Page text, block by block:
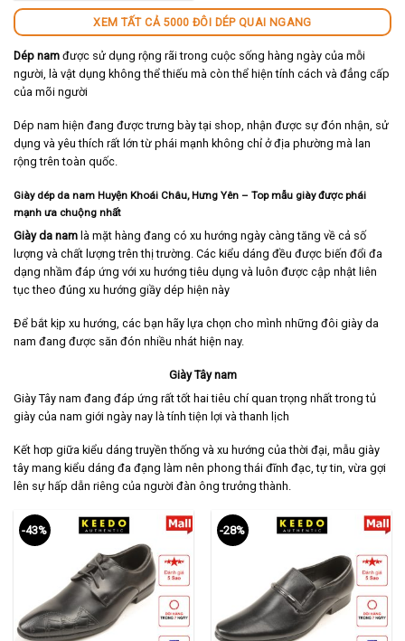
XEM TẤT CẢ 5000 ĐÔI DÉP QUAI NGANG
Dép nam được sử dụng rộng rãi trong cuộc sống hàng ngày của mỗi
người, là vật dụng không thể thiếu mà còn thể hiện tính cách và đẳng cấp
của mõi người
Dép nam hiện đang được trưng bày tại shop, nhận được sự đón nhận, sử
dụng và yêu thích rất lớn từ phái mạnh không chỉ ở địa phường mà lan
rộng trên toàn quốc.
Giày dép da nam Huyện Khoái Châu, Hưng Yên – Top mẫu giày được phái
mạnh ưa chuộng nhất
Giày da nam là mặt hàng đang có xu hướng ngày càng tăng về cả số
lượng và chất lượng trên thị trường. Các kiểu dáng đều được biến đổi đa
dạng nhầm đáp ứng với xu hướng tiêu dụng và luôn được cập nhật liên
tục theo đúng xu hướng giầy dép hiện này
Để bắt kịp xu hướng, các bạn hãy lựa chọn cho mình những đôi giày da
nam đang được săn đón nhiều nhát hiện nay.
Giày Tây nam
Giày Tây nam đang đáp ứng rất tốt hai tiêu chí quan trọng nhất trong tủ
giày của nam giới ngày nay là tính tiện lợi và thanh lịch
Kết hơp giữa kiểu dáng truyền thống và xu hướng của thời đại, mẫu giày
tây mang kiểu dáng đa đạng làm nên phong thái đĩnh đạc, tự tin, vừa gợi
lên sự hấp dẫn riêng của người đàn ông trưởng thành.
-43% -28%